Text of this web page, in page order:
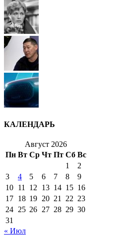
КАЛЕНДАРЬ
Август 2026
Пн Вт Ср Чт Пт Сб Вс
1
2
3
4 5 6 7 8
9
10 11 12 13 14 15 16
17 18 19 20 21 22 23
24 25 26 27 28 29 30
31
« Июл